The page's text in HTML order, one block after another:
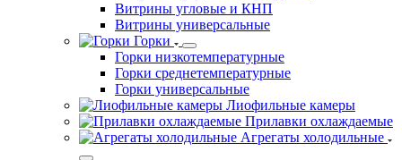
Витрины угловые и КНП
Витрины универсальные
Горки
Горки низкотемпературные
Горки среднетемпературные
Горки универсальные
Лиофильные камеры
Прилавки охлаждаемые
Агрегаты холодильные